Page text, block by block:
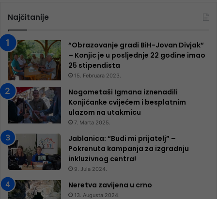
Najčitanije
“Obrazovanje gradi BiH-Jovan Divjak“
– Konjic je u posljednje 22 godine imao
25 ​​stipendista
15. Februara 2023.
Nogometaši Igmana iznenadili
Konjičanke cvijećem i besplatnim
ulazom na utakmicu
7. Marta 2025.
Jablanica: “Budi mi prijatelj” –
Pokrenuta kampanja za izgradnju
inkluzivnog centra!
9. Jula 2024.
Neretva zavijena u crno
13. Augusta 2024.